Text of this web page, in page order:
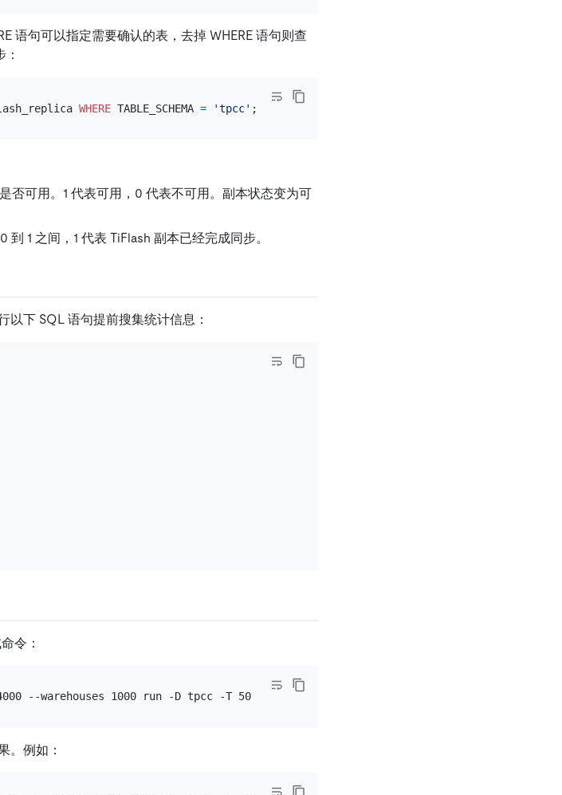
语句可以指定需要确认的表，去掉 WHERE 语句则查
WHERE TABLE_SCHEMA = 'tpcc'
否可用。1 代表可用，0 代表不可用。副本状态变为可
1 之间，1 代表 TiFlash 副本已经完成同步。
下 SQL 语句提前搜集统计信息：
令：
--warehouses 1000 run -D tpcc -T 50 -t 1 --time
。例如：